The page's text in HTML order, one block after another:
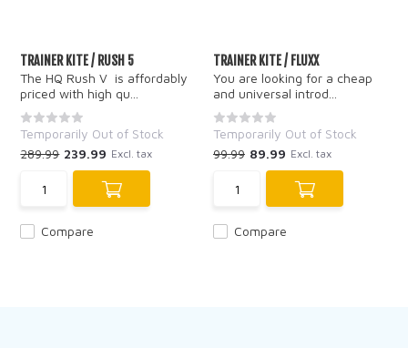
TRAINER KITE / RUSH 5
The HQ Rush V is affordably
priced with high qu...
Compare
Temporarily Out of Stock
289.99 239.99 Excl. tax
TRAINER KITE / FLUXX
You are looking for a cheap
and universal introd...
Compare
Temporarily Out of Stock
99.99 89.99 Excl. tax